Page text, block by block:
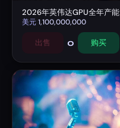
2026年英伟达GPU全年产能
美元1,100,000,000
出售 0 购买